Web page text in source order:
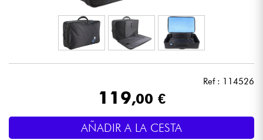
Batería y percusión
Ref : 114526
119,00 €
AÑADIR A LA CESTA